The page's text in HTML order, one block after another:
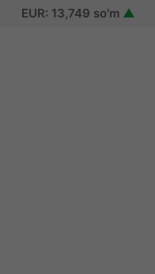
EUR: 13,749 so'm▲